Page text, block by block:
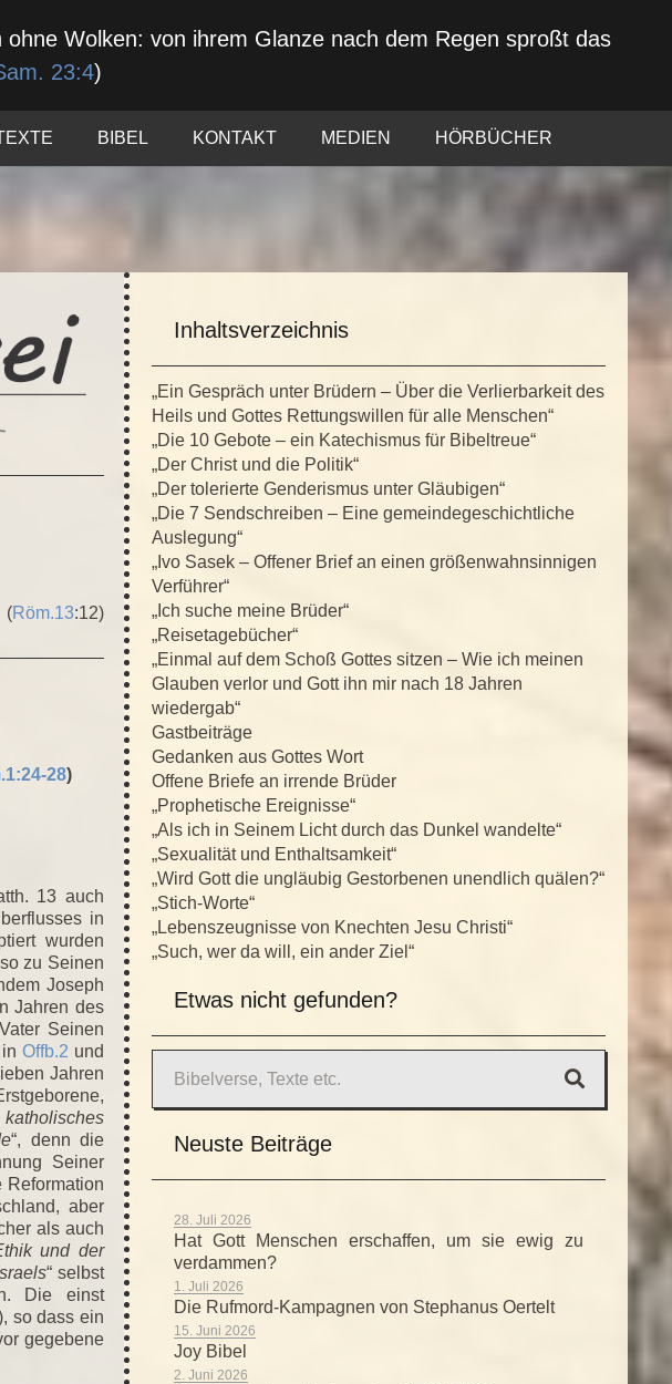
Wolken: von ihrem Glanze nach dem Regen sproßt das
23:4)
BIBEL KONTAKT MEDIEN HÖRBÜCHER
(Röm.13:12)
28)
13 auch
in
wurden
zu Seinen
Joseph
Jahren des
Seinen
Offb.2 und
Jahren
katholisches
“, denn die
Seiner
Reformation
aber
als auch
und der
“ selbst
Die einst
so dass ein
gegebene
Inhaltsverzeichnis
„Ein Gespräch unter Brüdern – Über die Verlierbarkeit des
Heils und Gottes Rettungswillen für alle Menschen“
„Die 10 Gebote – ein Katechismus für Bibeltreue“
„Der Christ und die Politik“
„Der tolerierte Genderismus unter Gläubigen“
„Die 7 Sendschreiben – Eine gemeindegeschichtliche
Auslegung“
„Ivo Sasek – Offener Brief an einen größenwahnsinnigen
Verführer“
„Ich suche meine Brüder“
„Reisetagebücher“
„Einmal auf dem Schoß Gottes sitzen – Wie ich meinen
Glauben verlor und Gott ihn mir nach 18 Jahren
wiedergab“
Gastbeiträge
Gedanken aus Gottes Wort
Offene Briefe an irrende Brüder
„Prophetische Ereignisse“
„Als ich in Seinem Licht durch das Dunkel wandelte“
„Sexualität und Enthaltsamkeit“
„Wird Gott die ungläubig Gestorbenen unendlich quälen?“
„Stich-Worte“
„Lebenszeugnisse von Knechten Jesu Christi“
„Such, wer da will, ein ander Ziel“
Etwas nicht gefunden?
Neuste Beiträge
28. Juli 2026
Hat Gott Menschen erschaffen, um sie ewig zu
verdammen?
1. Juli 2026
Die Rufmord-Kampagnen von Stephanus Oertelt
15. Juni 2026
Joy Bibel
2. Juni 2026